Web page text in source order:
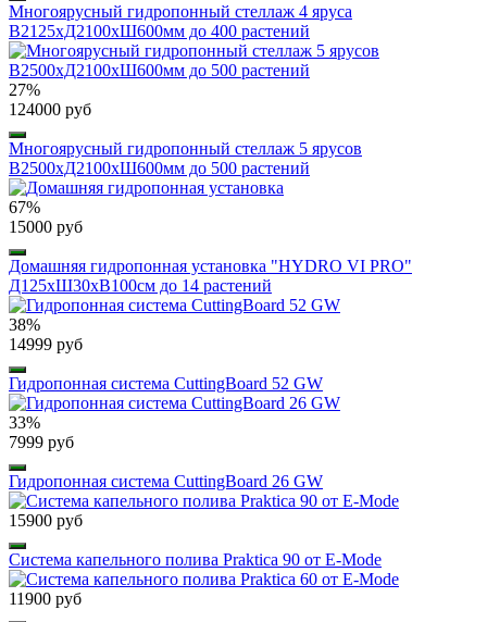
Многоярусный гидропонный стеллаж 4 яруса
B2125хД2100хШ600мм до 400 растений
27%
124000 руб
Многоярусный гидропонный стеллаж 5 ярусов
B2500хД2100хШ600мм до 500 растений
67%
15000 руб
Домашняя гидропонная установка "HYDRO VI PRO"
Д125хШ30хВ100см до 14 растений
38%
14999 руб
Гидропонная система CuttingBoard 52 GW
33%
7999 руб
Гидропонная система CuttingBoard 26 GW
15900 руб
Система капельного полива Praktica 90 от E-Mode
11900 руб